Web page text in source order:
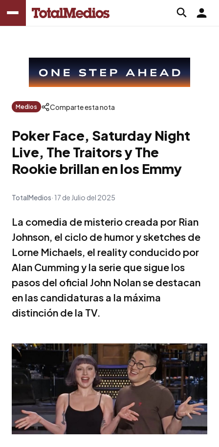
Medios Comparte esta nota
Poker Face, Saturday Night
Live, The Traitors y The
Rookie brillan en los Emmy
TotalMedios 17 de Julio del 2025
La comedia de misterio creada por Rian
Johnson, el ciclo de humor y sketches de
Lorne Michaels, el reality conducido por
Alan Cumming y la serie que sigue los
pasos del oficial John Nolan se destacan
en las candidaturas a la máxima
distinción de la TV.